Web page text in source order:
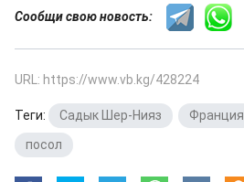
Сообщи свою новость:
URL: https://www.vb.kg/428224
Теги: Садык Шер-Нияз Франция
посол